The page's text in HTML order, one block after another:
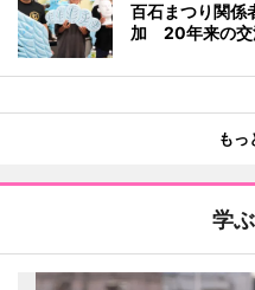
百石まつり関係
加 20年来の交
もっ
学